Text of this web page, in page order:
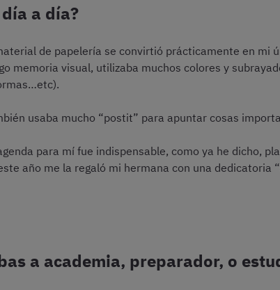
a día?
de papelería se convirtió prácticamente en mi
memoria visual, utilizaba muchos colores y
usaba mucho “postit” para apuntar cosas
para mí fue indispensable, como ya he dicho,
año me la regaló mi hermana con una dedicatoria
a academia, preparador, o